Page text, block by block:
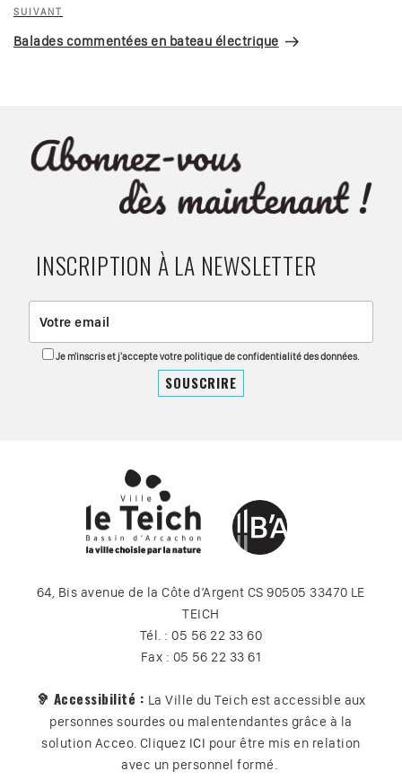
Article
suivant
SUIVANT
Balades commentées en bateau électrique
INSCRIPTION À LA NEWSLETTER
Je m'inscris et j'accepte votre politique de confidentialité des données.
64, Bis avenue de la Côte d’Argent CS 90505 33470 LE
TEICH
Tél. : 05 56 22 33 60
Fax : 05 56 22 33 61
🦻 Accessibilité : La Ville du Teich est accessible aux
personnes sourdes ou malentendantes grâce à la
solution Acceo. Cliquez ICI pour être mis en relation
avec un personnel formé.